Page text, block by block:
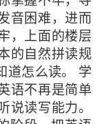
音困难，进而
，上面的楼层
的自然拼读规
道怎么读。 学
语不再是简单
说读写能力。